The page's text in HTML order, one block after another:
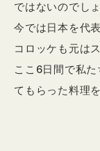
ではないのでし
今では日本を代
コロッケも元は
ここ6日間で私
てもらった料理